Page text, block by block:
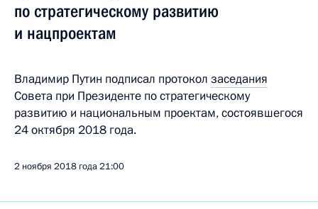
по стратегическому развитию
и нацпроектам
Владимир Путин подписал протокол заседания
Совета при Президенте по стратегическому
развитию и национальным проектам, состоявшегося
24 октября 2018 года.
2 ноября 2018 года21:00